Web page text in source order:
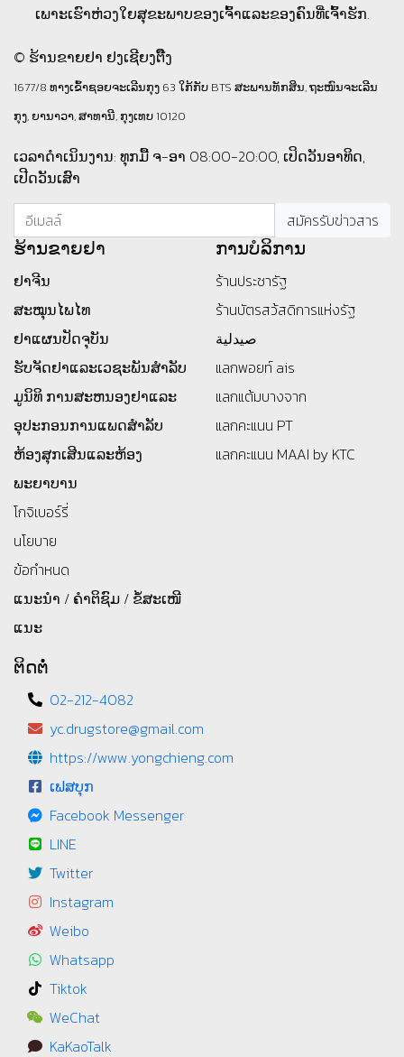
ເພາະເຮົາຫ່ວງໃຍສຸຂະພາບຂອງເຈົ້າແລະຂອງຄົນທີ່ເຈົ້າຮັກ.
© ຮ້ານຂາຍຢາ ຢງເຊີຍງຕຶ໊ງ
1677/8 ທາງເຂົ້າຊອຍຈະເລີນກຸງ 63 ໃກ້ກັບ BTS ສະພານທັກສິນ, ຖະໜົນຈະເລີນ
ກຸງ, ຍານາວາ, ສາທານີ, ກຸງເທບ 10120
ເວລາດຳເນິນງານ: ທຸກມື້ ຈ-ອາ 08:00-20:00, ເປິດວັນອາທິດ,
ເປີດວັນເສົາ
ຮ້ານ​ຂາຍ​ຢາ
ຢາຈີນ
ສະໝຸນໄພໄທ
ຢາແຜນປັດຈຸບັນ
ຮັບຈັດຢາແລະເວຊະພັນສໍາລັບ
ມູນິທິ ການສະຫນອງຢາແລະ
ອຸປະກອນການແພດສໍາລັບ
ຫ້ອງສຸກເສີນແລະຫ້ອງ
ພະຍາບານ
โกจิเบอร์รี่
นโยบาย
ข้อกำหนด
ແນະນຳ / ຄຳຕິຊົມ / ຂໍ້ສະເໜີ
ແນະ
ການບໍລິການ
ร้านประชารัฐ
ร้านบัตรสว้สดิการแห่งรัฐ
صيدلية
แลกพอยท์ ais
แลกแต้มบางจาก
แลกคะแนน PT
แลกคะแนน MAAI by KTC
ຕິດຕໍ່
02-212-4082
yc.drugstore@gmail.com
https://www.yongchieng.com
ເຟສບຸກ
Facebook Messenger
LINE
Twitter
Instagram
Weibo
Whatsapp
Tiktok
WeChat
KaKaoTalk